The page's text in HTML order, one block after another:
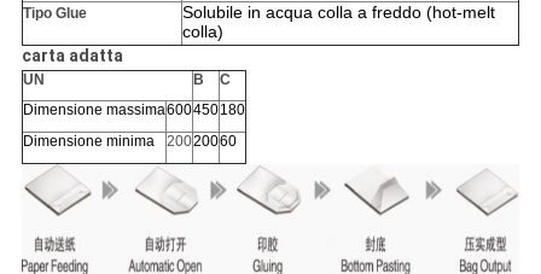
Tipo Glue
Solubile in acqua colla a freddo (hot-melt
colla)
carta adatta
UN B
C
Dimensione massima600450180
Dimensione minima
20020060